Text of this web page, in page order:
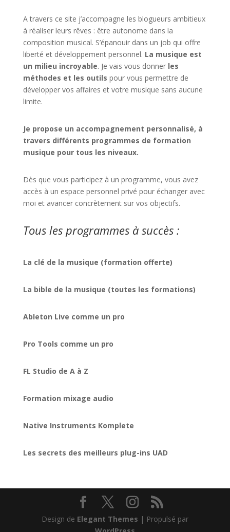
A travers ce site j’accompagne les blogueurs ambitieux
à réaliser leurs rêves : être autonome dans la
composition musical. S’épanouir dans un job qui offre
liberté et développement personnel. La musique est
un milieu incroyable. Je vais vous donner les
méthodes et les outils pour vous permettre de
développer vos affaires et votre musique sans aucune
limite.
Je propose un accompagnement personnalisé, à
travers différents programmes de formation
musique pour tous les niveaux.
Dès que vous participez à un programme, vous avez
accès à un espace personnel privé pour échanger avec
moi et avancer concrètement sur vos objectifs.
Tous les programmes à succès :
La clé de la musique (formation offerte)
La bible de la musique (toutes les formations)
Ableton Live comme un pro
Pro Tools comme un pro
FL Studio de A à Z
Formation mixage audio
Native Instruments Komplete
Les secrets des meilleurs plug-ins UAD
Design de Elegant Themes | Propulsé par